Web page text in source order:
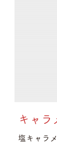
キャラ
塩キャラ